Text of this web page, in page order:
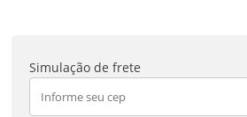
Simulação de frete